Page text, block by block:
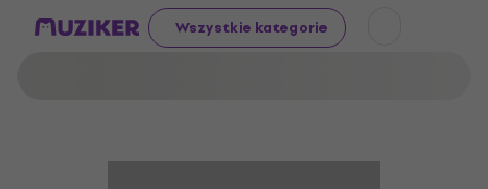
Wszystkie kategorie